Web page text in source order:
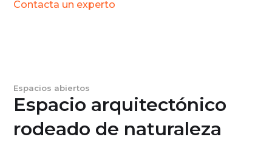
Contacta un experto
Espacios abiertos
Espacio arquitectónico
rodeado de naturaleza